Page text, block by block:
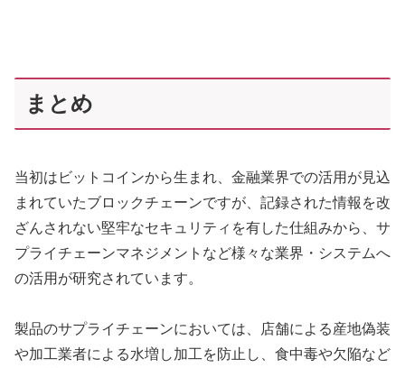
まとめ
当初はビットコインから生まれ、金融業界での活用が見込
まれていたブロックチェーンですが、記録された情報を改
ざんされない堅牢なセキュリティを有した仕組みから、サ
プライチェーンマネジメントなど様々な業界・システムへ
の活用が研究されています。
製品のサプライチェーンにおいては、店舗による産地偽装
や加工業者による水増し加工を防止し、食中毒や欠陥など